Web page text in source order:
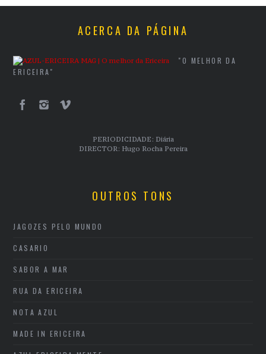
ACERCA DA PÁGINA
"O MELHOR DA
ERICEIRA"
PERIODICIDADE: Diária
DIRECTOR: Hugo Rocha Pereira
OUTROS TONS
JAGOZES PELO MUNDO
CASARIO
SABOR A MAR
RUA DA ERICEIRA
NOTA AZUL
MADE IN ERICEIRA